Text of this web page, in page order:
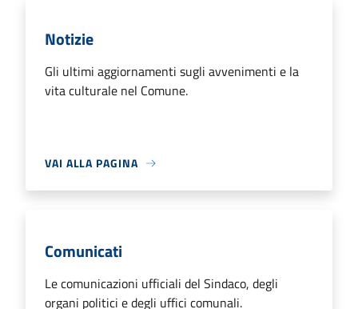
Notizie
Gli ultimi aggiornamenti sugli avvenimenti e la
vita culturale nel Comune.
VAI ALLA PAGINA
Comunicati
Le comunicazioni ufficiali del Sindaco, degli
organi politici e degli uffici comunali.